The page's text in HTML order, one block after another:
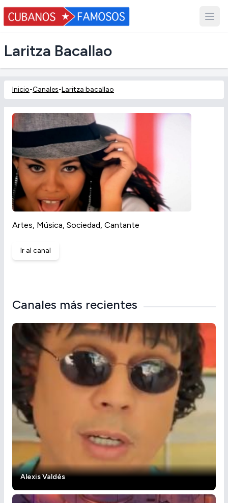
Laritza Bacallao
Inicio-Canales-Laritza bacallao
Artes, Música, Sociedad, Cantante
Ir al canal
Canales más recientes
Alexis Valdés